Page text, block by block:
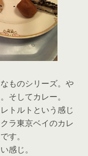
ものシリーズ。や
そしてカレー。
トルトという感じ
ラ東京ベイのカレ
す。
感じ。